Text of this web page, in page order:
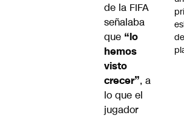
de la FIFA
señalaba
que “lo
hemos
visto
crecer”, a
lo que el
jugador
de